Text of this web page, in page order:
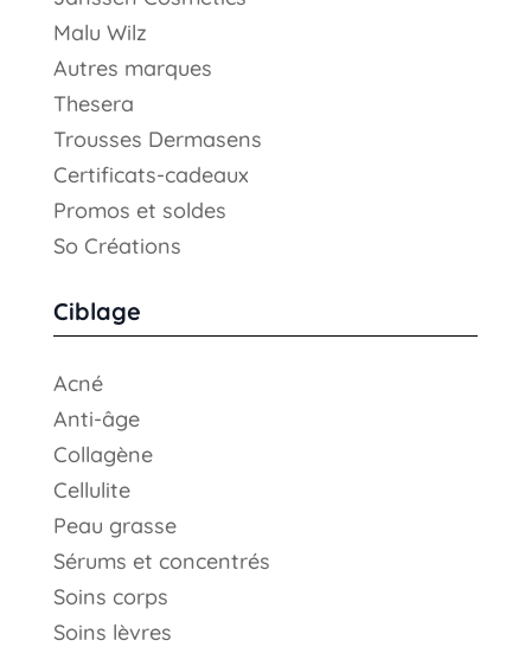
Malu Wilz
Autres marques
Thesera
Trousses Dermasens
Certificats-cadeaux
Promos et soldes
So Créations
Ciblage
Acné
Anti-âge
Collagène
Cellulite
Peau grasse
Sérums et concentrés
Soins corps
Soins lèvres